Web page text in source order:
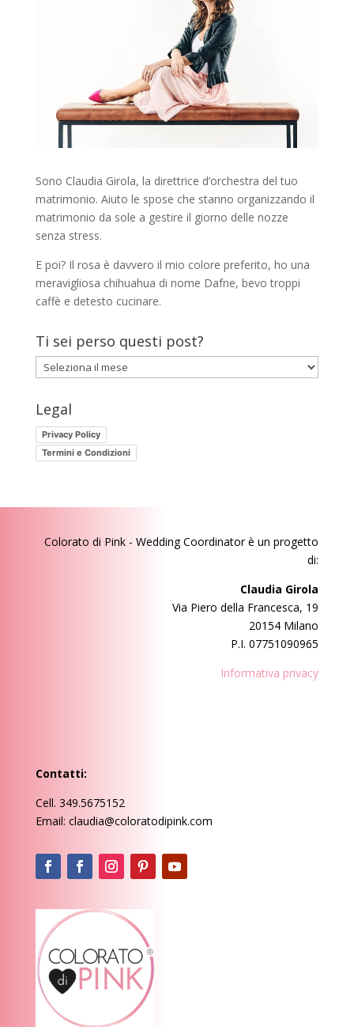
Sono Claudia Girola, la direttrice d’orchestra del tuo
matrimonio. Aiuto le spose che stanno organizzando il
matrimonio da sole a gestire il giorno delle nozze
senza stress.
E poi? Il rosa è davvero il mio colore preferito, ho una
meravigliosa chihuahua di nome Dafne, bevo troppi
caffè e detesto cucinare.
Ti sei perso questi post?
sei
perso
questi
post?
Legal
Privacy Policy
Termini e Condizioni
Colorato di Pink - Wedding Coordinatorè un progetto
di:
Claudia Girola
Via Piero della Francesca, 19
20154 Milano
P.I. 07751090965
Informativa privacy
Contatti:
Cell. 349.5675152
Email: claudia@coloratodipink.com